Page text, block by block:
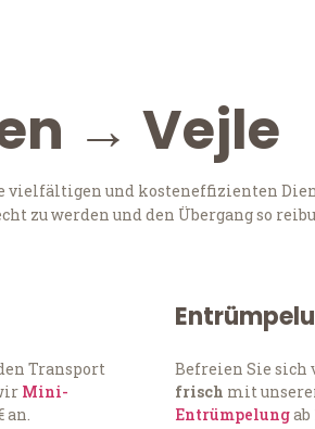
→ Vejle
vielfältigen und kosteneffizienten
zu werden und den Übergang so
Transport
Mini-
an.
Befreien Sie sich
frisch mit
Entrümpelungab